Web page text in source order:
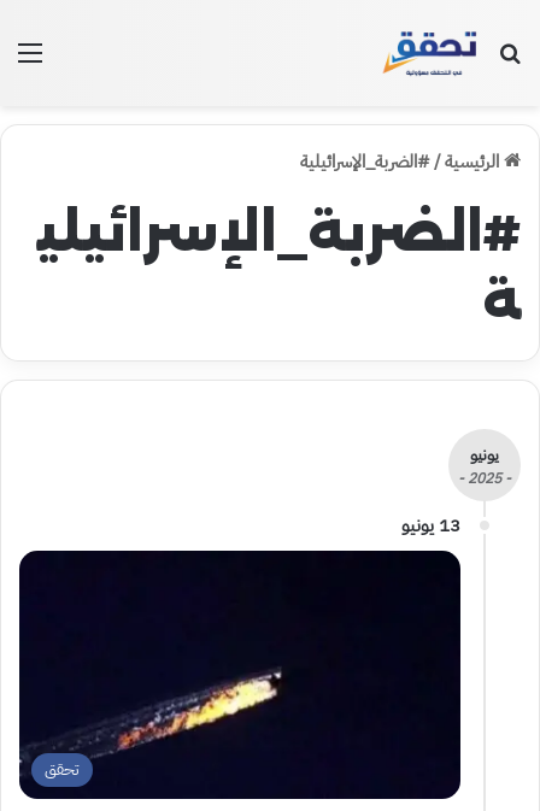
بحث عن
الرئيسية/#الضربة_الإسرائيلية
#الضربة_الإسرائيلي
ة
يونيو
- 2025 -
13 يونيو
تحقق